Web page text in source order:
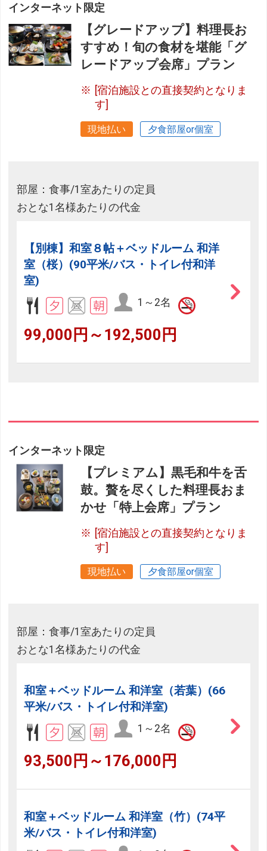
インターネット限定
【グレードアップ】料理長お
すすめ！旬の食材を堪能「グ
レードアップ会席」プラン
[宿泊施設との直接契約となりま
す]
現地払い 夕食部屋or個室
部屋：食事/1室あたりの定員
おとな1名様あたりの代金
【別棟】和室８帖＋ベッドルーム 和洋
室（桜）(90平米/バス・トイレ付和洋
室)
1～2名
99,000円～192,500円
インターネット限定
【プレミアム】黒毛和牛を舌
鼓。贅を尽くした料理長おま
かせ「特上会席」プラン
[宿泊施設との直接契約となりま
す]
現地払い 夕食部屋or個室
部屋：食事/1室あたりの定員
おとな1名様あたりの代金
和室＋ベッドルーム 和洋室（若葉）(66
平米/バス・トイレ付和洋室)
1～2名
93,500円～176,000円
和室＋ベッドルーム 和洋室（竹）(74平
米/バス・トイレ付和洋室)